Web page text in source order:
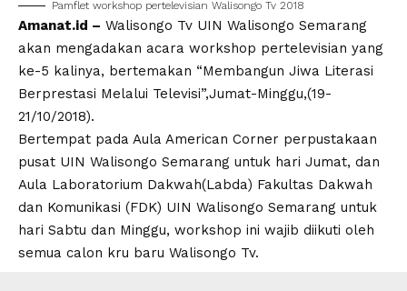
Pamflet workshop pertelevisian Walisongo Tv 2018
Amanat.id – Walisongo Tv UIN Walisongo Semarang
akan mengadakan acara workshop pertelevisian yang
ke-5 kalinya, bertemakan “Membangun Jiwa Literasi
Berprestasi Melalui Televisi”,Jumat-Minggu,(19-
21/10/2018).
Bertempat pada Aula American Corner perpustakaan
pusat UIN Walisongo Semarang untuk hari Jumat, dan
Aula Laboratorium Dakwah(Labda) Fakultas Dakwah
dan Komunikasi (FDK) UIN Walisongo Semarang untuk
hari Sabtu dan Minggu, workshop ini wajib diikuti oleh
semua calon kru baru Walisongo Tv.